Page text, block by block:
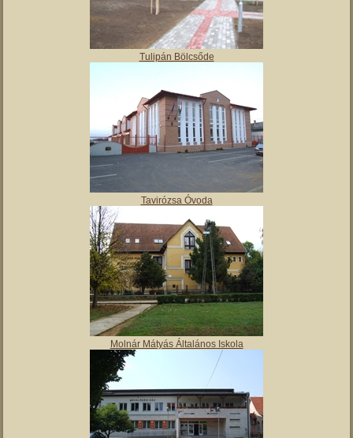
Polgármesteri hivatal
Tulipán Bölcsőde
Tavirózsa Óvoda